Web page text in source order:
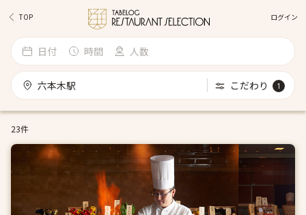
TOP ログイン
日付 時間 人数
六本木駅 こだわり 1
23件